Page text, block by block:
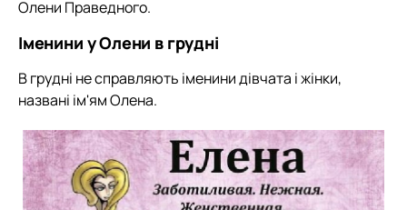
Олени Праведного.
Іменини у Олени в грудні
В грудні не справляють іменини дівчата і жінки,
названі ім'ям Олена.